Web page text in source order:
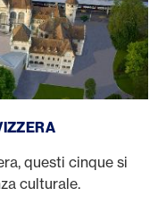
questi cinque si
culturale.